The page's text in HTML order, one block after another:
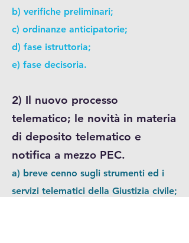
b) verifiche preliminari;
c) ordinanze anticipatorie;
d) fase istruttoria;
e) fase decisoria.
2) Il nuovo processo
telematico; le novità in materia
di deposito telematico e
notifica a mezzo PEC.
a) breve cenno sugli strumenti ed i
servizi telematici della Giustizia civile;